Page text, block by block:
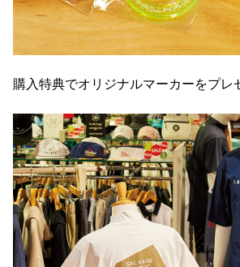
購入特典でオリジナルマーカーをプレ